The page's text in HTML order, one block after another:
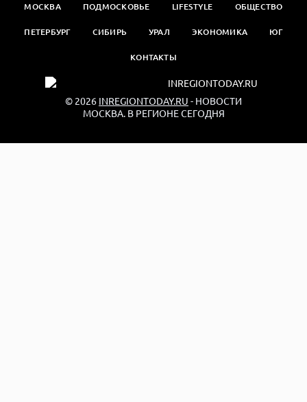
МОСКВА ПОДМОСКОВЬЕ LIFESTYLE ОБЩЕСТВО
ПЕТЕРБУРГ СИБИРЬ УРАЛ ЭКОНОМИКА ЮГ
КОНТАКТЫ
© 2026 INREGIONTODAY.RU - НОВОСТИ
МОСКВА. В РЕГИОНЕ СЕГОДНЯ